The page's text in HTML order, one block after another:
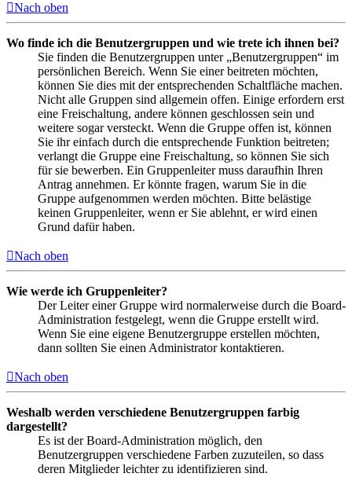
Nach oben
Wo finde ich die Benutzergruppen und wie trete ich ihnen bei?
Sie finden die Benutzergruppen unter „Benutzergruppen“ im
persönlichen Bereich. Wenn Sie einer beitreten möchten,
können Sie dies mit der entsprechenden Schaltfläche machen.
Nicht alle Gruppen sind allgemein offen. Einige erfordern erst
eine Freischaltung, andere können geschlossen sein und
weitere sogar versteckt. Wenn die Gruppe offen ist, können
Sie ihr einfach durch die entsprechende Funktion beitreten;
verlangt die Gruppe eine Freischaltung, so können Sie sich
für sie bewerben. Ein Gruppenleiter muss daraufhin Ihren
Antrag annehmen. Er könnte fragen, warum Sie in die
Gruppe aufgenommen werden möchten. Bitte belästige
keinen Gruppenleiter, wenn er Sie ablehnt, er wird einen
Grund dafür haben.
Nach oben
Wie werde ich Gruppenleiter?
Der Leiter einer Gruppe wird normalerweise durch die Board-
Administration festgelegt, wenn die Gruppe erstellt wird.
Wenn Sie eine eigene Benutzergruppe erstellen möchten,
dann sollten Sie einen Administrator kontaktieren.
Nach oben
Weshalb werden verschiedene Benutzergruppen farbig
dargestellt?
Es ist der Board-Administration möglich, den
Benutzergruppen verschiedene Farben zuzuteilen, so dass
deren Mitglieder leichter zu identifizieren sind.